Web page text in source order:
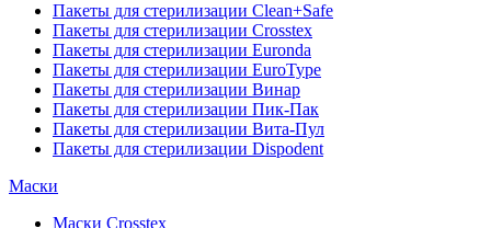
Пакеты для стерилизации Clean+Safe
Пакеты для стерилизации Crosstex
Пакеты для стерилизации Euronda
Пакеты для стерилизации EuroType
Пакеты для стерилизации Винар
Пакеты для стерилизации Пик-Пак
Пакеты для стерилизации Вита-Пул
Пакеты для стерилизации Dispodent
Маски
Маски Crosstex